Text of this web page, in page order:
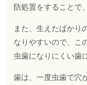
防処置をすることで
また、生えたばかり
なりやすいので、こ
虫歯になりにくい歯
歯は、一度虫歯で穴